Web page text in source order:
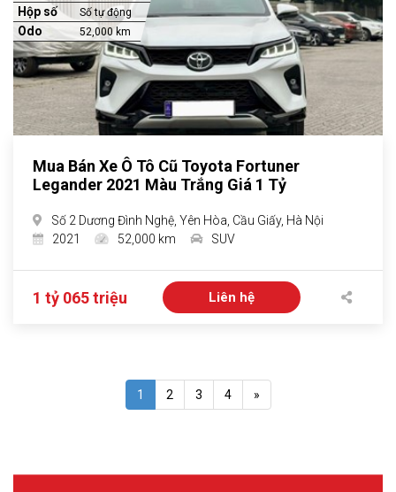
Hộp số Số tự động
Odo 52,000 km
Mua Bán Xe Ô Tô Cũ Toyota Fortuner
Legander 2021 Màu Trắng Giá 1 Tỷ
Số 2 Dương Đình Nghệ, Yên Hòa, Cầu Giấy, Hà Nội
2021
52,000 km SUV
1 tỷ 065 triệu Liên hệ
1 2 3 4 »